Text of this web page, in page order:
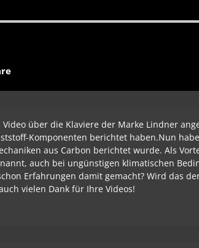
über die Klaviere der Marke Lindner
Komponenten berichtet haben.Nun
aus Carbon berichtet wurde. Als
auch bei ungünstigen klimatischen
Erfahrungen damit gemacht? Wird das
vielen Dank für Ihre Videos!